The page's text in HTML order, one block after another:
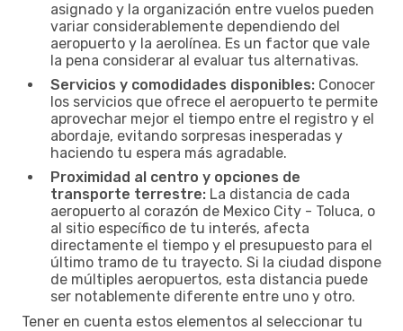
asignado y la organización entre vuelos pueden
variar considerablemente dependiendo del
aeropuerto y la aerolínea. Es un factor que vale
la pena considerar al evaluar tus alternativas.
Servicios y comodidades disponibles: Conocer
los servicios que ofrece el aeropuerto te permite
aprovechar mejor el tiempo entre el registro y el
abordaje, evitando sorpresas inesperadas y
haciendo tu espera más agradable.
Proximidad al centro y opciones de
transporte terrestre: La distancia de cada
aeropuerto al corazón de Mexico City - Toluca, o
al sitio específico de tu interés, afecta
directamente el tiempo y el presupuesto para el
último tramo de tu trayecto. Si la ciudad dispone
de múltiples aeropuertos, esta distancia puede
ser notablemente diferente entre uno y otro.
Tener en cuenta estos elementos al seleccionar tu